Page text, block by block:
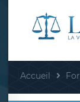
Accueil